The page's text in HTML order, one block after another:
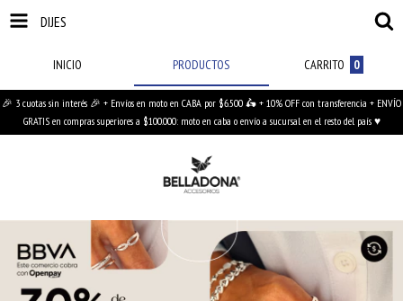
DIJES
INICIO PRODUCTOS CARRITO 0
🎉 3 cuotas sin interés 🎉 + Envíos en moto en CABA por $6.500 🛵 + 10% OFF con transferencia + ENVÍO
GRATIS en compras superiores a $100.000: moto en caba o envío a sucursal en el resto del país ♥